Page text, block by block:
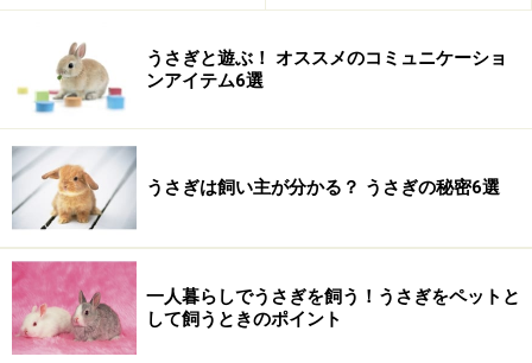
さん・子供など、理解していて、接する態度がちゃんと
違います。犬のような順位づけではないけれど、たとえ
ば「ご主人は撫でるのが得意な人」「奥さんはごはんく
れる、いつもそばにいてくれる人」「子供は仕方ないか
ら遊んでやってるんだ」……と、ちゃんと認識していま
す。
うさぎと遊ぶ！ オススメのコミュニケーショ
ンアイテム6選
うさぎは飼い主が分かる？ うさぎの秘密6選
一人暮らしでうさぎを飼う！うさぎをペットと
して飼うときのポイント